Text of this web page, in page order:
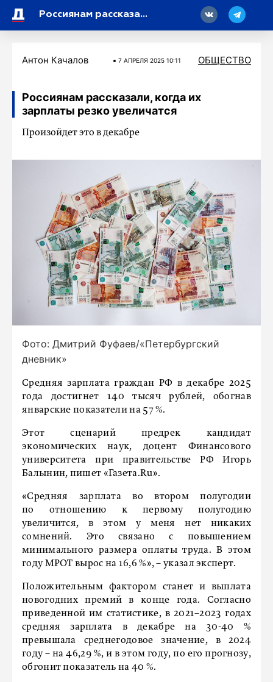
Россиянам рассказали, почему полноценный сон помогает худеть
Антон Качалов 7 АПРЕЛЯ 2025 10:11 ОБЩЕСТВО
Россиянам рассказали, когда их
зарплаты резко увеличатся
Произойдет это в декабре
Фото: Дмитрий Фуфаев/«Петербургский
дневник»
Средняя зарплата граждан РФ в декабре 2025
года достигнет 140 тысяч рублей, обогнав
январские показатели на 57 %.
Этот сценарий предрек кандидат
экономических наук, доцент Финансового
университета при правительстве РФ Игорь
Балынин, пишет «Газета.Ru».
«Средняя зарплата во втором полугодии
по отношению к первому полугодию
увеличится, в этом у меня нет никаких
сомнений. Это связано с повышением
минимального размера оплаты труда. В этом
году МРОТ вырос на 16,6 %», – указал эксперт.
Положительным фактором станет и выплата
новогодних премий в конце года. Согласно
приведенной им статистике, в 2021–2023 годах
средняя зарплата в декабре на 30-40 %
превышала среднегодовое значение, в 2024
году – на 46,29 %, и в этом году, по его прогнозу,
обгонит показатель на 40 %.